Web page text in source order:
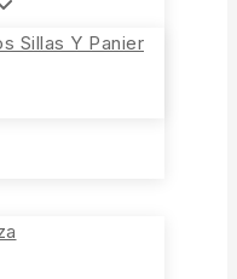
Sillas Y Panier